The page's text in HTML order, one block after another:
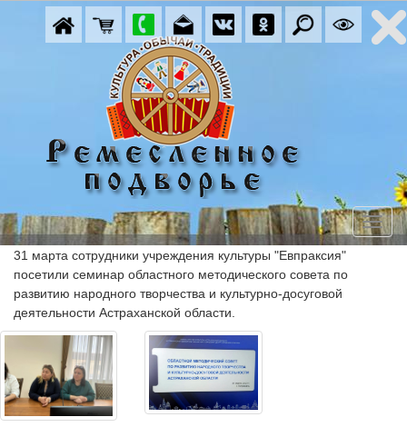
31 марта сотрудники учреждения культуры "Евпраксия"
посетили семинар областного методического совета по
развитию народного творчества и культурно-досуговой
деятельности Астраханской области.